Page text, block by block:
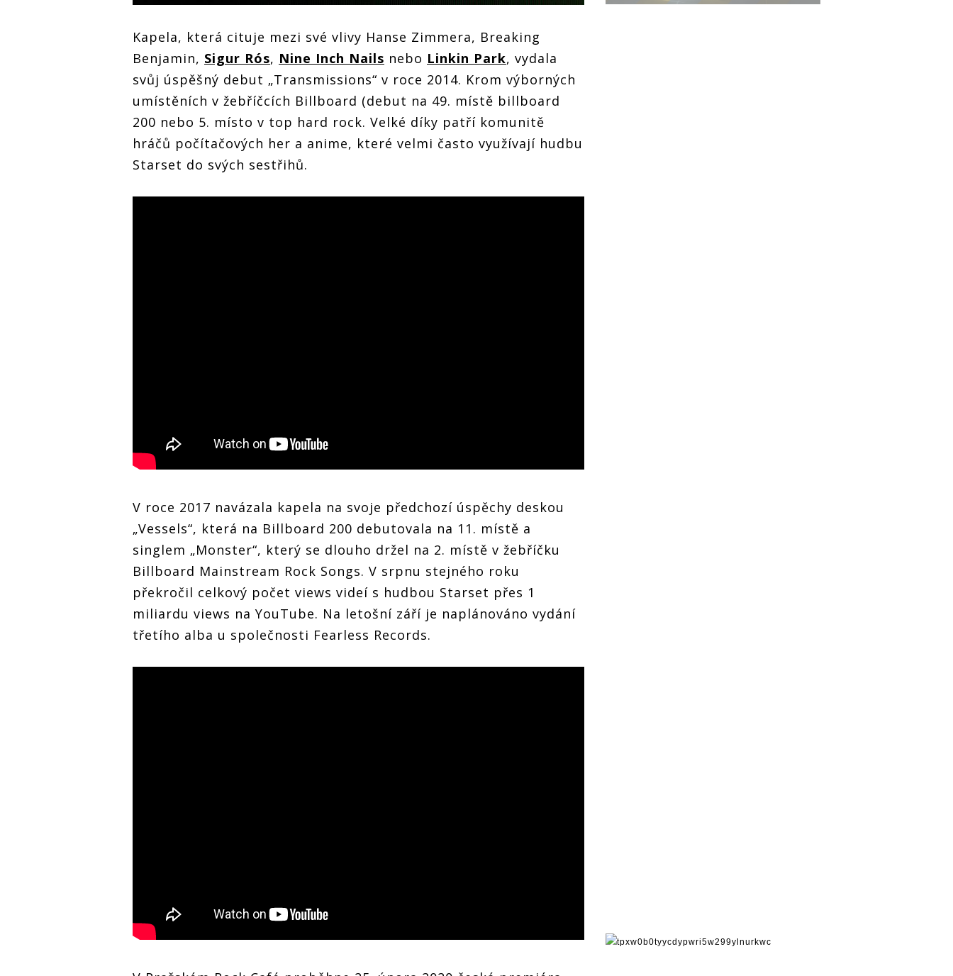
Kapela, která cituje mezi své vlivy Hanse Zimmera, Breaking
Benjamin, Sigur Rós, Nine Inch Nails nebo Linkin Park, vydala
svůj úspěšný debut „Transmissions“ v roce 2014. Krom výborných
umístěních v žebříčcích Billboard (debut na 49. místě billboard
200 nebo 5. místo v top hard rock. Velké díky patří komunitě
hráčů počítačových her a anime, které velmi často využívají hudbu
Starset do svých sestřihů.
V roce 2017 navázala kapela na svoje předchozí úspěchy deskou
„Vessels“, která na Billboard 200 debutovala na 11. místě a
singlem „Monster“, který se dlouho držel na 2. místě v žebříčku
Billboard Mainstream Rock Songs. V srpnu stejného roku
překročil celkový počet views videí s hudbou Starset přes 1
miliardu views na YouTube. Na letošní září je naplánováno vydání
třetího alba u společnosti Fearless Records.